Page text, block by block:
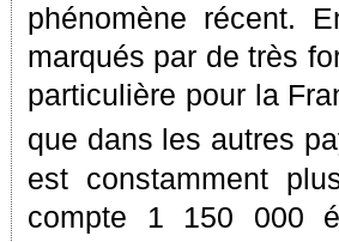
phénomène récent.
marqués par de très
particulière pour la
que dans les autres
est constamment
compte 1 150 000